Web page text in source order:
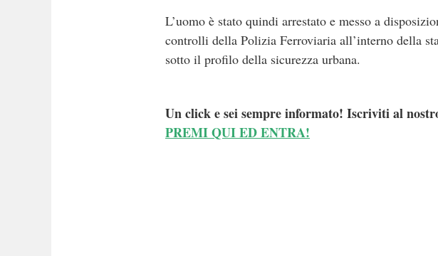
L’uomo è stato quindi arrestato e messo a
controlli della Polizia Ferroviaria all’interno della
sotto il profilo della sicurezza urbana.
Un click e sei sempre informato! Iscriviti al
PREMI QUI ED ENTRA!